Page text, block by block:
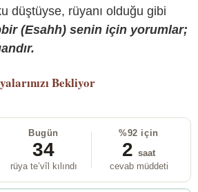
düştüyse, rüyanı olduğu gibi
(Esahh) senin için yorumlar;
Bekliyor
Bugün
34
rüya te’vîl kılındı
%92 için
2 saat
cevab müddeti